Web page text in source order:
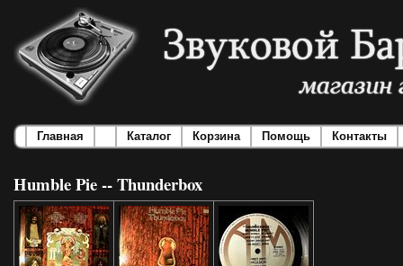
Главная Каталог Корзина Помощь Контакты
Humble Pie -- Thunderbox